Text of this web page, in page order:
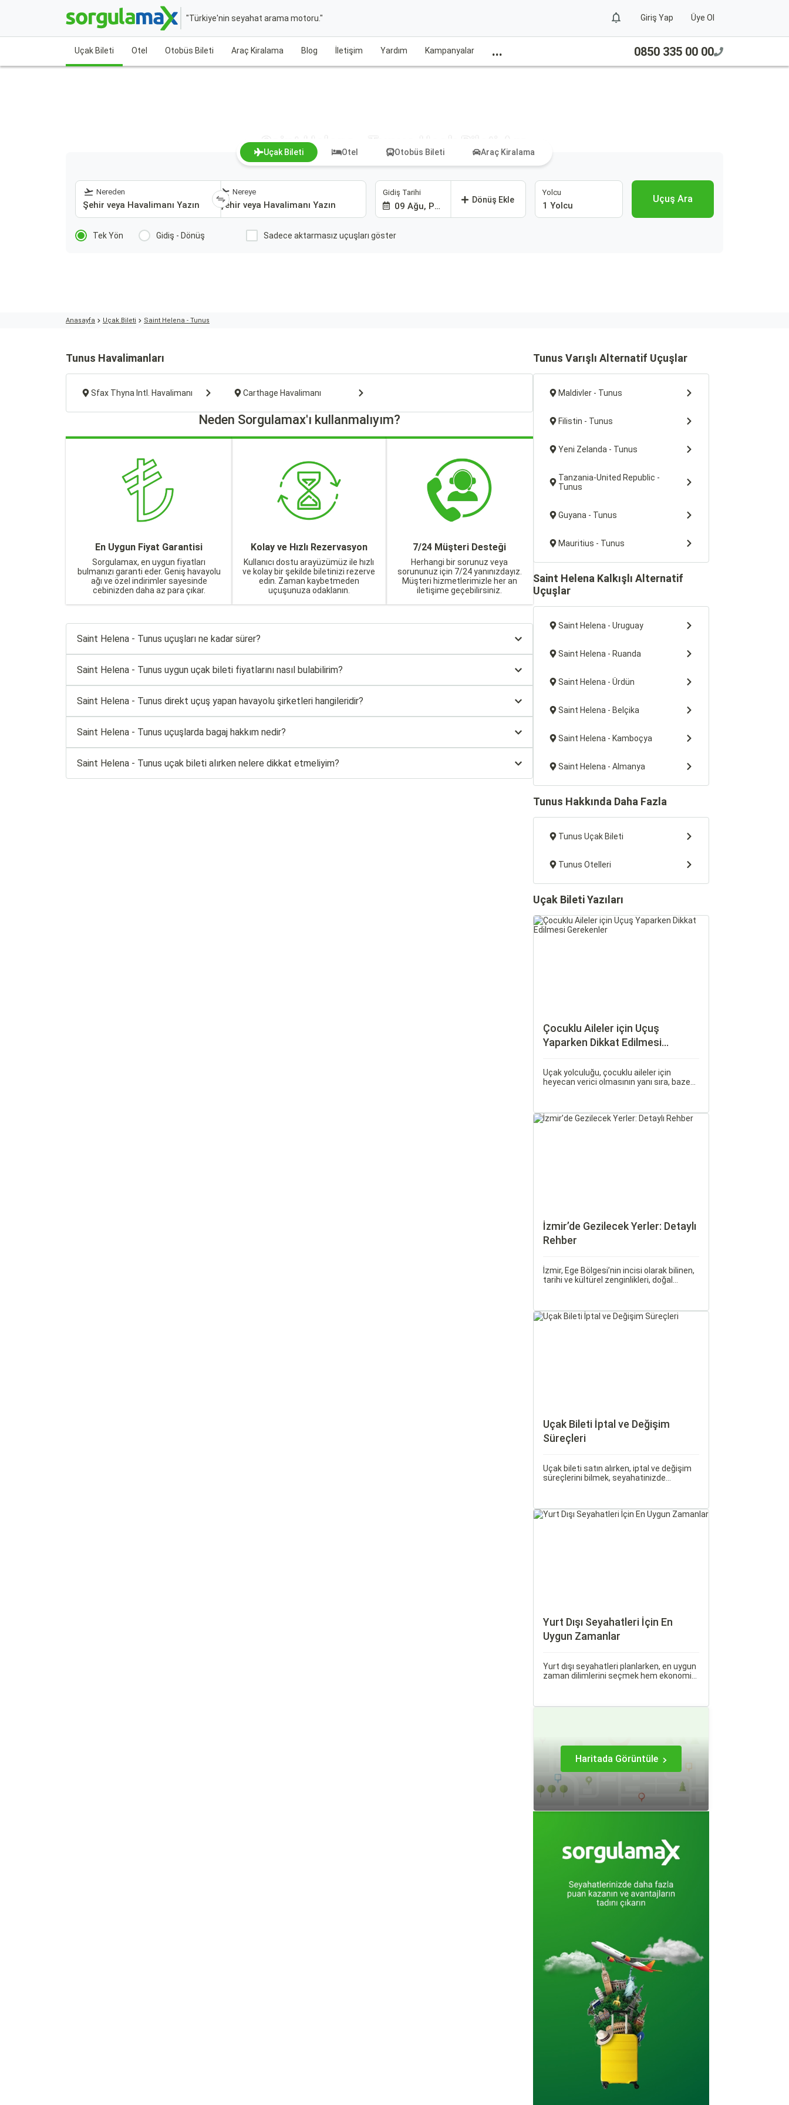
"Türkiye'nin seyahat arama motoru." Giriş Yap Üye Ol
Uçak Bileti Otel Otobüs Bileti Araç Kiralama Blog İletişim Yardım Kampanyalar ... 0850 335 00 00
Saint Helena - Tunus Uçak Bileti Ara
Uçak Bileti Otel Otobüs Bileti Araç Kiralama
Nereden Nereye Gidiş Tarihi
09 Ağu, Paz
Dönüş Ekle
Yolcu
1 Yolcu
Uçuş Ara
Tek Yön Gidiş - Dönüş Sadece aktarmasız uçuşları göster
Anasayfa Uçak Bileti Saint Helena - Tunus
Tunus Havalimanları
Sfax Thyna Intl. Havalimanı Carthage Havalimanı
Neden Sorgulamax'ı kullanmalıyım?
En Uygun Fiyat Garantisi
Sorgulamax, en uygun fiyatları
bulmanızı garanti eder. Geniş havayolu
ağı ve özel indirimler sayesinde
cebinizden daha az para çıkar.
Kolay ve Hızlı Rezervasyon
Kullanıcı dostu arayüzümüz ile hızlı
ve kolay bir şekilde biletinizi rezerve
edin. Zaman kaybetmeden
uçuşunuza odaklanın.
7/24 Müşteri Desteği
Herhangi bir sorunuz veya
sorununuz için 7/24 yanınızdayız.
Müşteri hizmetlerimizle her an
iletişime geçebilirsiniz.
Saint Helena - Tunus uçuşları ne kadar sürer?
Saint Helena - Tunus uygun uçak bileti fiyatlarını nasıl bulabilirim?
Saint Helena - Tunus direkt uçuş yapan havayolu şirketleri hangileridir?
Saint Helena - Tunus uçuşlarda bagaj hakkım nedir?
Saint Helena - Tunus uçak bileti alırken nelere dikkat etmeliyim?
Tunus Varışlı Alternatif Uçuşlar
Maldivler - Tunus
Filistin - Tunus
Yeni Zelanda - Tunus
Tanzania-United Republic -
Tunus
Guyana - Tunus
Mauritius - Tunus
Saint Helena Kalkışlı Alternatif
Uçuşlar
Saint Helena - Uruguay
Saint Helena - Ruanda
Saint Helena - Ürdün
Saint Helena - Belçika
Saint Helena - Kamboçya
Saint Helena - Almanya
Tunus Hakkında Daha Fazla
Tunus Uçak Bileti
Tunus Otelleri
Uçak Bileti Yazıları
Çocuklu Aileler için Uçuş
Yaparken Dikkat Edilmesi
Uçak yolculuğu, çocuklu aileler için
heyecan verici olmasının yanı sıra, bazen
hale getirebilirsiniz.
İzmir’de Gezilecek Yerler: Detaylı
Rehber
İzmir, Ege Bölgesi’nin incisi olarak bilinen,
tarihi ve kültürel zenginlikleri, doğal
ait tarihi eserleri, eşsiz plajları ve renkli
Uçak Bileti İptal ve Değişim
Süreçleri
Uçak bileti satın alırken, iptal ve değişim
süreçlerini bilmek, seyahatinizde
nasıl işlediği, hangi durumlarda ücret
Yurt Dışı Seyahatleri İçin En
Uygun Zamanlar
Yurt dışı seyahatleri planlarken, en uygun
zaman dilimlerini seçmek hem ekonomik
Haritada Görüntüle